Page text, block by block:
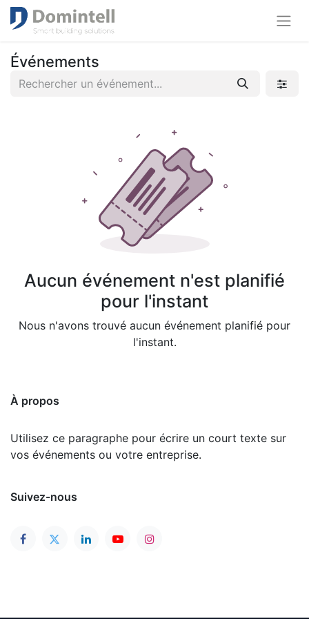
Événements
Aucun événement n'est planifié
pour l'instant
Nous n'avons trouvé aucun événement planifié pour
l'instant.
À propos
Utilisez ce paragraphe pour écrire un court texte sur
vos événements ou votre entreprise.
Suivez-nous